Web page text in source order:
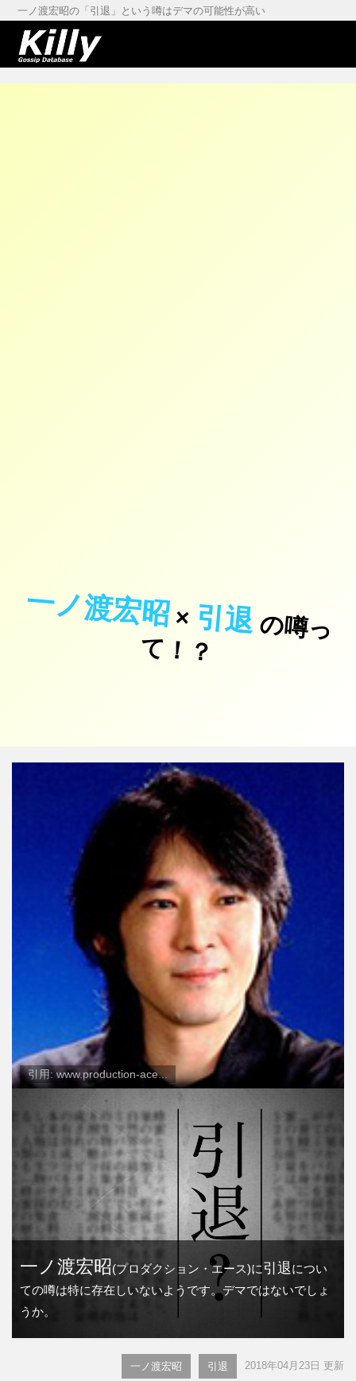
一ノ渡宏昭の「引退」という噂はデマの可能性が高い
一ノ渡宏昭× 引退の
噂
っ
て
！
？
引用: www.production-ace...
一ノ渡宏昭(プロダクション・エース)に引退につい
ての噂は特に存在しいないようです。デマではないでしょ
うか。
一ノ渡宏昭 引退 2018年04月23日 更新